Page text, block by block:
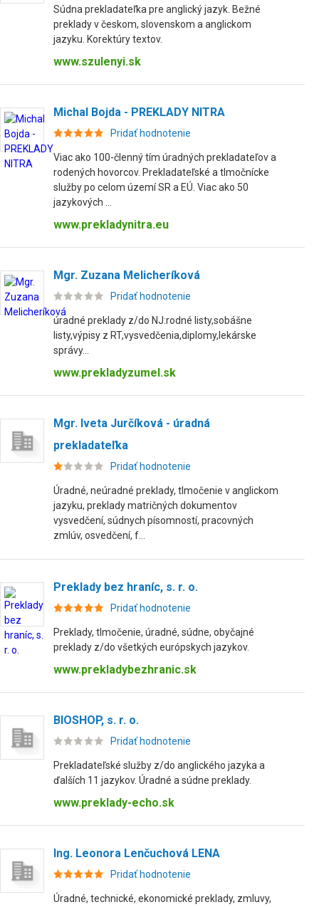
Súdna prekladateľka pre anglický jazyk. Bežné
preklady v českom, slovenskom a anglickom
jazyku. Korektúry textov.
www.szulenyi.sk
Michal Bojda - PREKLADY NITRA
Pridať hodnotenie
Viac ako 100-členný tím úradných prekladateľov a
rodených hovorcov. Prekladateľské a tlmočnícke
služby po celom území SR a EÚ. Viac ako 50
jazykových ...
www.prekladynitra.eu
Mgr. Zuzana Melicheríková
Pridať hodnotenie
úradné preklady z/do NJ:rodné listy,sobášne
listy,výpisy z RT,vysvedčenia,diplomy,lekárske
správy...
www.prekladyzumel.sk
Mgr. Iveta Jurčíková - úradná
prekladateľka
Pridať hodnotenie
Úradné, neúradné preklady, tlmočenie v anglickom
jazyku, preklady matričných dokumentov
vysvedčení, súdnych písomností, pracovných
zmlúv, osvedčení, f...
Preklady bez hraníc, s. r. o.
Pridať hodnotenie
Preklady, tlmočenie, úradné, súdne, obyčajné
preklady z/do všetkých európskych jazykov.
www.prekladybezhranic.sk
BIOSHOP, s. r. o.
Pridať hodnotenie
Prekladateľské služby z/do anglického jazyka a
ďalších 11 jazykov. Úradné a súdne preklady.
www.preklady-echo.sk
Ing. Leonora Lenčuchová LENA
Pridať hodnotenie
Úradné, technické, ekonomické preklady, zmluvy,